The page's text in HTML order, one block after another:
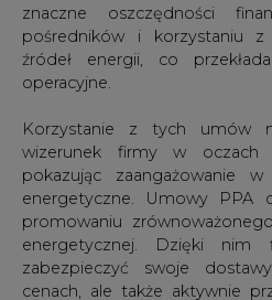
znaczne oszczędności
pośredników i korzystaniu z
źródeł energii, co
operacyjne.
Korzystanie z tych umów
wizerunek firmy w oczach
pokazując zaangażowanie
energetyczne. Umowy PPA
promowaniu
energetycznej. Dzięki
zabezpieczyć swoje
cenach, ale także aktywnie